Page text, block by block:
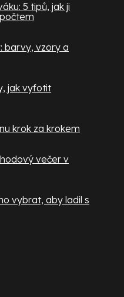
5 tipů, jak ji
barvy, vzory a
jak vyfotit
krok za krokem
večer v
vybrat, aby ladil s